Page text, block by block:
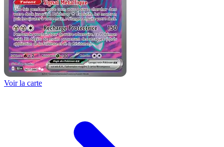
Voir la carte